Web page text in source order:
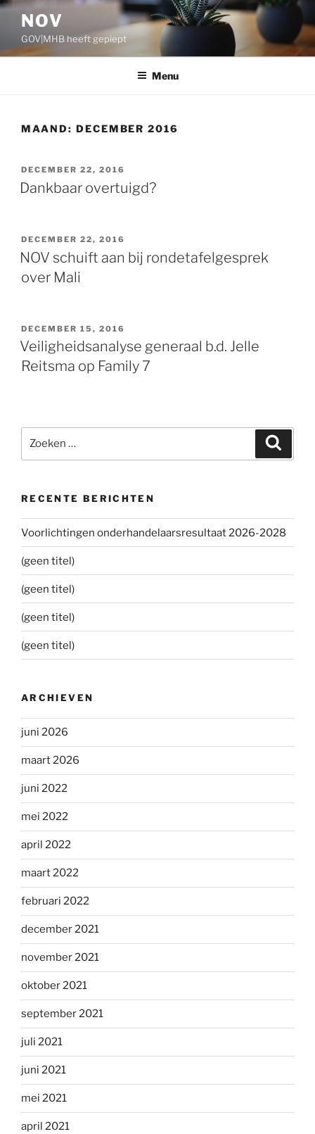
Ga
inhoud
NOV
GOV|MHB heeft gepiept
Menu
MAAND: DECEMBER 2016
GEPLAATST
OP
DECEMBER 22, 2016
Dankbaar overtuigd?
GEPLAATST
OP
DECEMBER 22, 2016
NOV schuift aan bij rondetafelgesprek
over Mali
GEPLAATST
OP
DECEMBER 15, 2016
Veiligheidsanalyse generaal b.d. Jelle
Reitsma op Family 7
Zoeken
RECENTE BERICHTEN
Voorlichtingen onderhandelaarsresultaat 2026-2028
(geen titel)
(geen titel)
(geen titel)
(geen titel)
ARCHIEVEN
juni 2026
maart 2026
juni 2022
mei 2022
april 2022
maart 2022
februari 2022
december 2021
november 2021
oktober 2021
september 2021
juli 2021
juni 2021
mei 2021
april 2021